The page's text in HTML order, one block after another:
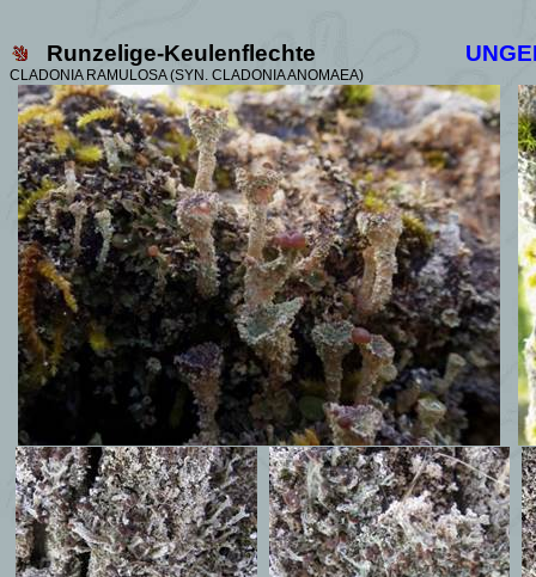
Runzelige-Keulenflechte
CLADONIA RAMULOSA (SYN. CLADONIA ANOMAEA)